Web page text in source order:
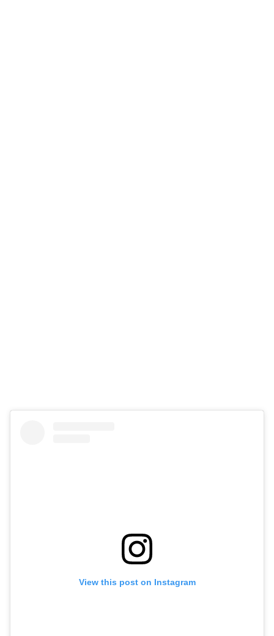
View this post on Instagram